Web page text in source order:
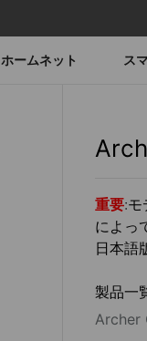
ホームネット ス
重要:モ
によっ
日本語
製品一
Archer